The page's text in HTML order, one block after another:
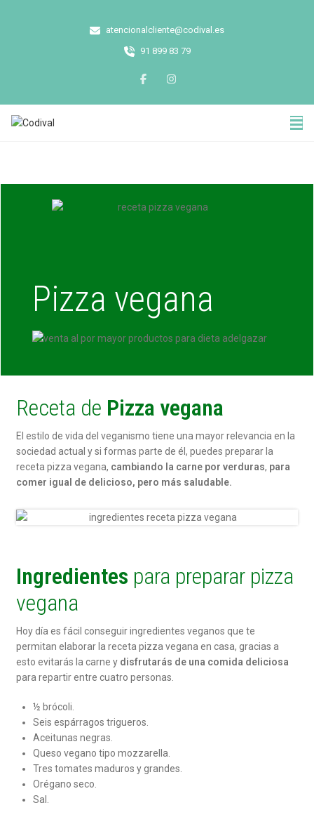
atencionalcliente@codival.es
91 899 83 79
Pizza vegana
Receta de Pizza vegana
El estilo de vida del veganismo tiene una mayor relevancia en la
sociedad actual y si formas parte de él, puedes preparar la
receta pizza vegana, cambiando la carne por verduras, para
comer igual de delicioso, pero más saludable.
Ingredientes para preparar pizza
vegana
Hoy día es fácil conseguir ingredientes veganos que te
permitan elaborar la receta pizza vegana en casa, gracias a
esto evitarás la carne y disfrutarás de una comida deliciosa
para repartir entre cuatro personas.
½ brócoli.
Seis espárragos trigueros.
Aceitunas negras.
Queso vegano tipo mozzarella.
Tres tomates maduros y grandes.
Orégano seco.
Sal.